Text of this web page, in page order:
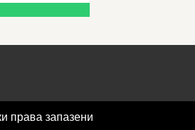
права запазени